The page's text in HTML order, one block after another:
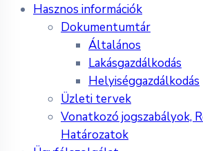
Hasznos információk
Dokumentumtár
Általános
Lakásgazdálkodás
Helyiséggazdálkodás
Üzleti tervek
Vonatkozó jogszabályok,
Határozatok